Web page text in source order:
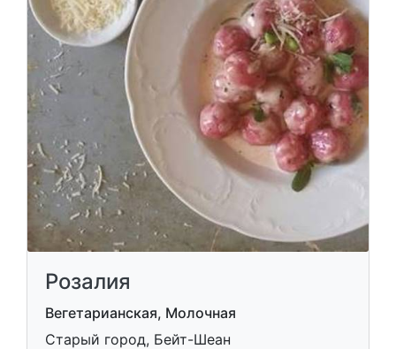
Розалия
Вегетарианская, Молочная
Старый город, Бейт-Шеан